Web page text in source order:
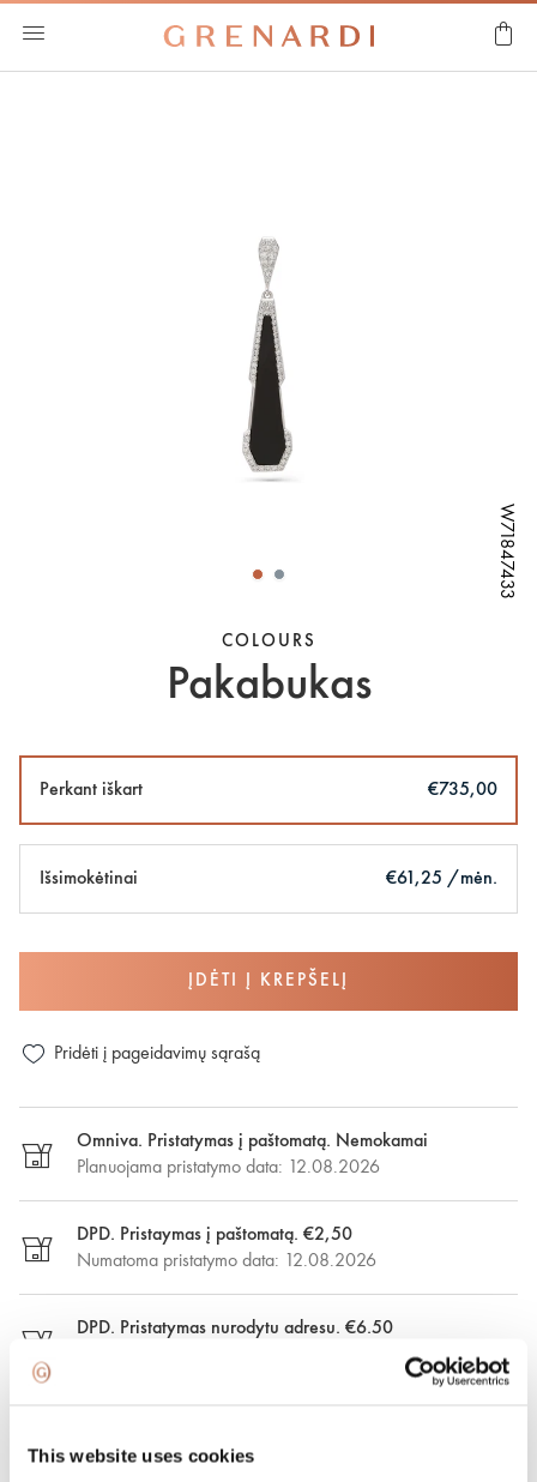
This website uses cookies
W71847433
W71847433
W71847433
W71847433
COLOURS
Pakabukas
Perkant iškart €735,00
Išsimokėtinai €61,25 /mėn.
ĮDĖTI Į KREPŠELĮ
Pridėti į pageidavimų sąrašą
Omniva. Pristatymas į paštomatą. Nemokamai
Planuojama pristatymo data: 12.08.2026
DPD. Pristaymas į paštomatą. €2,50
Numatoma pristatymo data: 12.08.2026
DPD. Pristatymas nurodytu adresu. €6.50
Greitasis pristatymas Vilniuje ir Vilniaus rajone per vieną